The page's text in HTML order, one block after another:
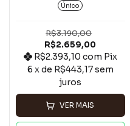
Único
R$3.190,00
R$2.659,00
R$2.393,10 com Pix
6 x de R$443,17sem
juros
VER MAIS